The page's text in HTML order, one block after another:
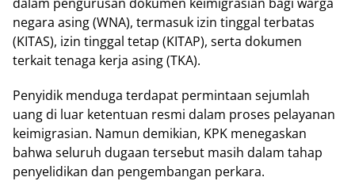
negara asing (WNA), termasuk izin tinggal terbatas
(KITAS), izin tinggal tetap (KITAP), serta dokumen
terkait tenaga kerja asing (TKA).
Penyidik menduga terdapat permintaan sejumlah
uang di luar ketentuan resmi dalam proses pelayanan
keimigrasian. Namun demikian, KPK menegaskan
bahwa seluruh dugaan tersebut masih dalam tahap
penyelidikan dan pengembangan perkara.